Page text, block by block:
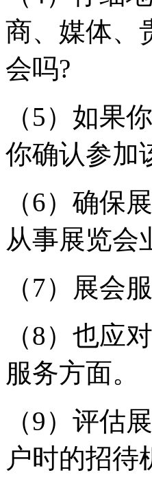
商、媒体、
会吗?
（5）如果
你确认参加
（6）确保
从事展览会
（7）展会
（8）也应
服务方面。
（9）评估
户时的招待